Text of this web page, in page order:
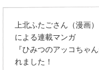
上北ふたごさん（漫画
による連載マンガ
『ひみつのアッコちゃ
れました！